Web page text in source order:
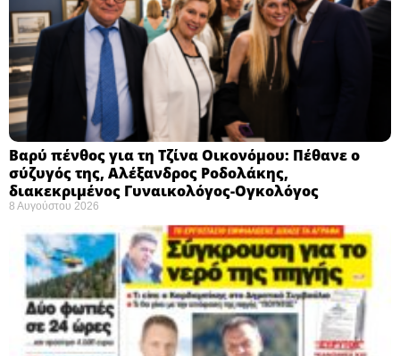
Βαρύ πένθος για τη Τζίνα Οικονόμου: Πέθανε ο
σύζυγός της, Αλέξανδρος Ροδολάκης,
διακεκριμένος Γυναικολόγος-Ογκολόγος
8 Αυγούστου 2026